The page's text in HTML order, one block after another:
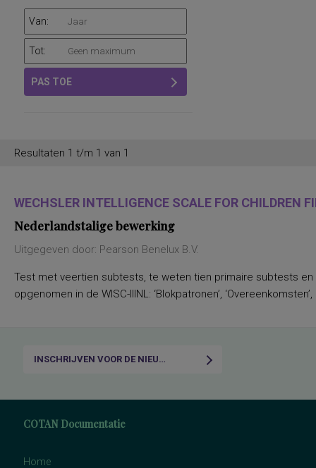
Van:
Tot:
PAS TOE
Resultaten 1 t/m 1 van 1
WECHSLER INTELLIGENCE SCALE FOR CHILDREN
Nederlandstalige bewerking
Uitgegeven door: Pearson Benelux B.V.
Test met veertien subtests, te weten tien primaire subtests
opgenomen in de WISC-IIINL: ‘Blokpatronen’,
INSCHRIJVEN VOOR DE NIEUWSBRIEF
COTAN Documentatie
Home